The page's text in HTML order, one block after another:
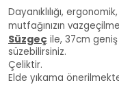
Dayanıklılığı,
mutfağınızın
Süzgeç ile, 37cm
süzebilirsiniz.
Çeliktir.
Elde yıkama